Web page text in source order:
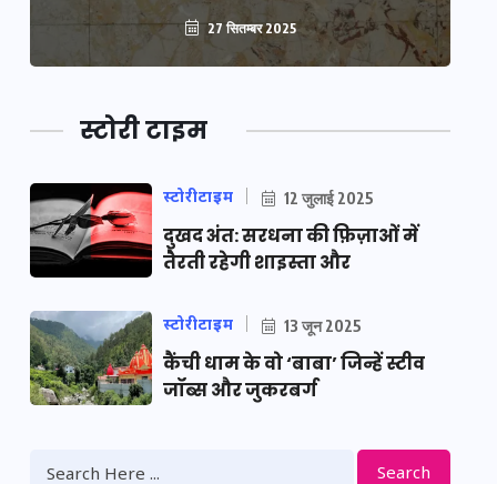
27 सितम्बर 2025
स्टोरी टाइम
स्टोरीटाइम 12 जुलाई 2025
दुखद अंत: सरधना की फ़िज़ाओं में
तैरती रहेगी शाइस्ता और
स्टोरीटाइम 13 जून 2025
कैंची धाम के वो ‘बाबा’ जिन्हें स्टीव
जॉब्स और जुकरबर्ग
Search